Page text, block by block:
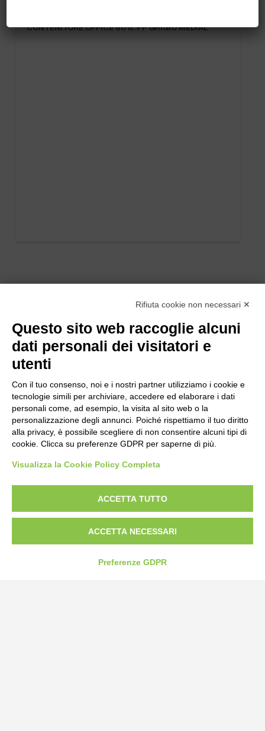
CONTENITORE OFFICE 60 lt. PP GRIGIO MEDIAL
Strada Statale 231 Alba-Bra
Fax: 0172-487399
info@bogliano.it
Rifiuta cookie non necessari ✕
Questo sito web raccoglie alcuni
dati personali dei visitatori e
utenti
Con il tuo consenso, noi e i nostri partner utilizziamo i cookie e
tecnologie simili per archiviare, accedere ed elaborare i dati
personali come, ad esempio, la visita al sito web o la
personalizzazione degli annunci. Poiché rispettiamo il tuo diritto
alla privacy, è possibile scegliere di non consentire alcuni tipi di
cookie. Clicca su preferenze GDPR per saperne di più.
Visualizza la Cookie Policy Completa
ACCETTA TUTTO
ACCETTA NECESSARI
Preferenze GDPR